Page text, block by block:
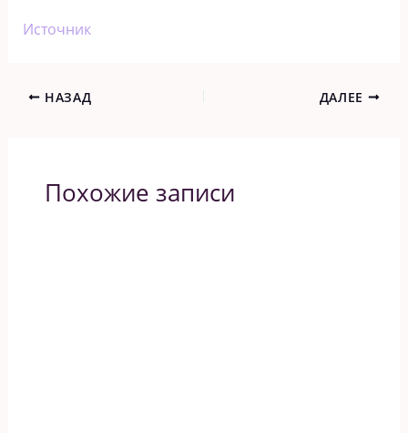
Источник
НАЗАД ДАЛЕЕ
Похожие записи